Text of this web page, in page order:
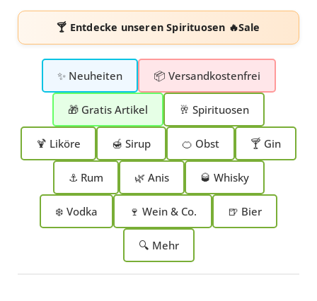
🍸 Entdecke unserenSpirituosen 🔥Sale
✨ Neuheiten 📦 Versandkostenfrei
🎁 Gratis Artikel 🥂 Spirituosen
🍹 Liköre 🍯 Sirup 🍊 Obst 🍸 Gin
⚓ Rum 🌿 Anis 🥃 Whisky
❄️ Vodka 🍷 Wein & Co. 🍺 Bier
🔍 Mehr